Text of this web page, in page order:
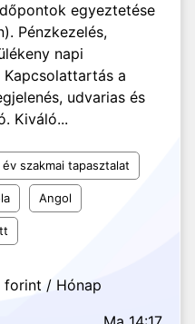
egyeztetése
Pénzkezelés,
napi
a
udvarias és
Kiváló...
szakmai tapasztalat
Angol
/ Hónap